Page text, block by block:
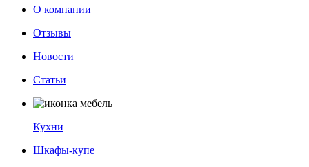
О компании
Отзывы
Новости
Статьи
Кухни
Шкафы-купе